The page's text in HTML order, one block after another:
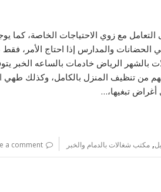
مع زوي الاحتياجات الخاصة، كما
الحضانات والمدارس إذا احتاج الأمر،
بالشهر الرياض خادمات بالساعه الخبر
من تنظيف المنزل بالكامل، وكذلك طهي
أغراض تبغيها،…
, مكتب شغالات بالدمام والخبر a comment